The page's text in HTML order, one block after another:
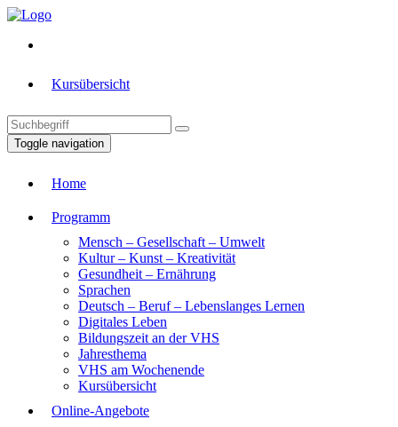
Kursübersicht
Toggle navigation
Home
Programm
Mensch – Gesellschaft – Umwelt
Kultur – Kunst – Kreativität
Gesundheit – Ernährung
Sprachen
Deutsch – Beruf – Lebenslanges Lernen
Digitales Leben
Bildungszeit an der VHS
Jahresthema
VHS am Wochenende
Kursübersicht
Online-Angebote